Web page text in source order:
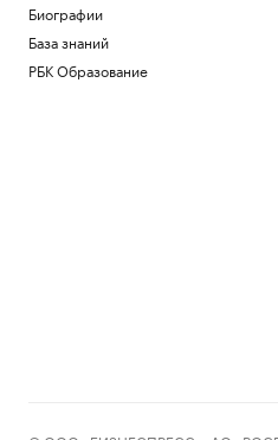
Биографии
База знаний
РБК Образование